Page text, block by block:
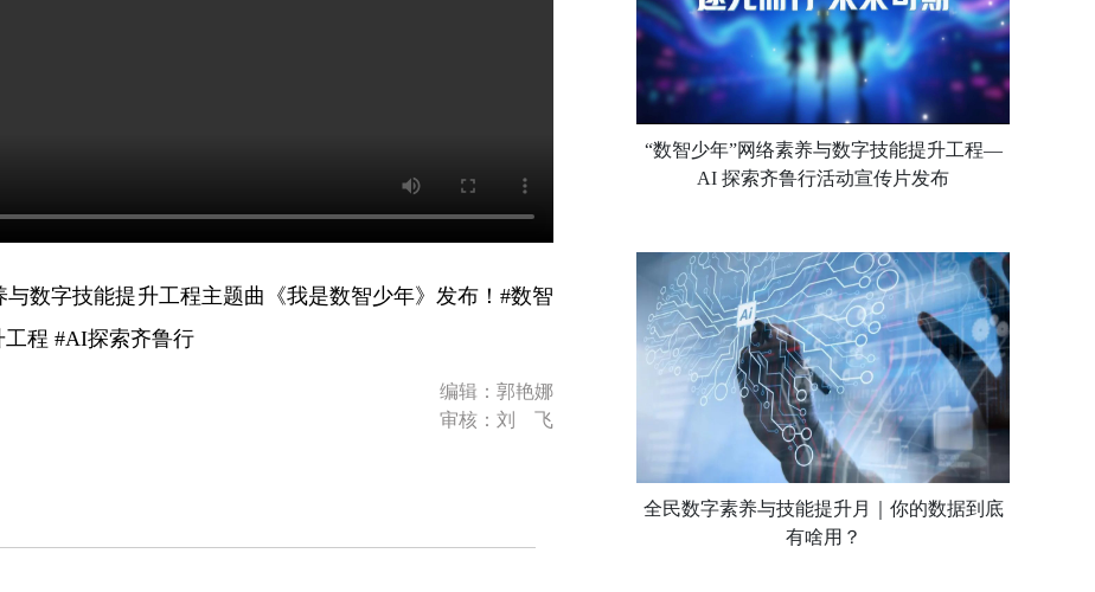
数字技能提升工程主题曲《我是数智少年》发布！#数智
程 #AI探索齐鲁行
编辑：郭艳娜
审核：刘 飞
“数智少年”网络素养与数字技能提升工程—
AI 探索齐鲁行活动宣传片发布
全民数字素养与技能提升月｜你的数据到底
有啥用？